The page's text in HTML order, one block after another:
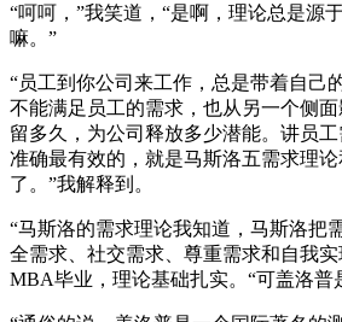
“呵呵，”我笑道，“是啊，理论总是源
嘛。”
“员工到你公司来工作，总是带着自己
不能满足员工的需求，也从另一个侧
留多久，为公司释放多少潜能。讲员
准确最有效的，就是马斯洛五需求理
了。”我解释到。
“马斯洛的需求理论我知道，马斯洛把
全需求、社交需求、尊重需求和自我
MBA毕业，理论基础扎实。“可盖洛普